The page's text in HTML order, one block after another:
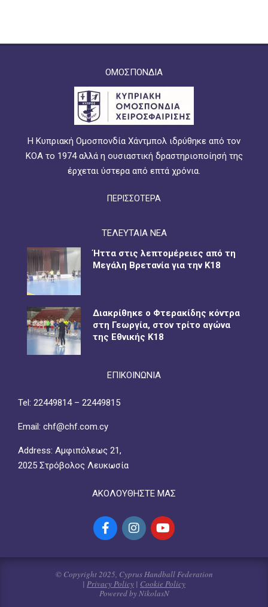
ΟΜΟΣΠΟΝΔΙΑ
Η Κυπριακή Ομοσπονδία Χάντμπολ ιδρύθηκε από τον
ΚΟΑ το 1974 αλλά η ουσιαστική δραστηριοποίησή της
έρχεται ύστερα από επτά χρόνια.
ΠΕΡΙΣΣΟΤΕΡΑ
ΤΕΛΕΥΤΑΙΑ ΝΕΑ
Ήττα στις λεπτομέρειες από τη
Μεγάλη Βρετανία για την Κ18
Διακρίθηκε ο Φτερακίδης κόντρα
στη Γεωργία, στον τρίτο αγώνα
της Εθνικής Κ18
ΕΠΙΚΟΙΝΩΝΙΑ
Tel: 22449814 – 22449815
Email: chf@chf.com.cy
Address: Αμφιπόλεως 21,
2025 Στρόβολος Λευκωσία
ΑΚΟΛΟΥΘΗΣΤΕ ΜΑΣ
© Copyright 2025, Cyprus Handball Federation
| Privacy Policy | Cookie Policy
Powered by NikolasN